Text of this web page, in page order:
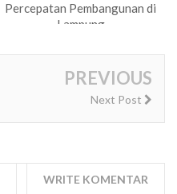
Percepatan Pembangunan di
Lampung
PREVIOUS
Next Post
WRITE KOMENTAR